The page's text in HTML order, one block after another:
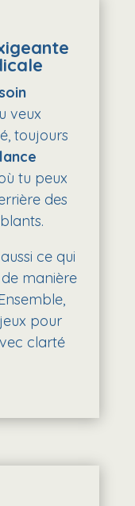
veux
toujours
tu peux
des
ce qui
manière
pour
clarté